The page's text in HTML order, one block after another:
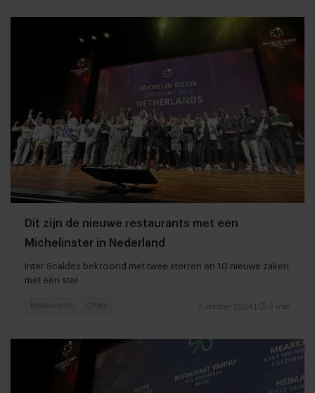
Dit zijn de nieuwe restaurants met een
Michelinster in Nederland
Inter Scaldes bekroond met twee sterren en 10 nieuwe zaken
met één ster
7 oktober 2024 3 min
Restaurants Chefs